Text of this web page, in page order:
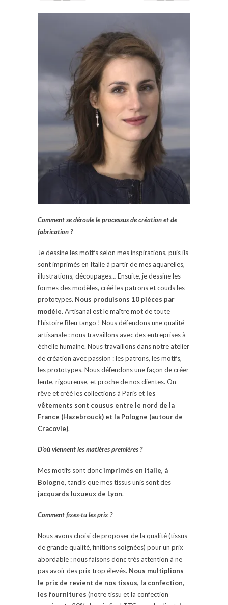
Comment se déroule le processus de création et de
fabrication ?
Je dessine les motifs selon mes inspirations, puis ils
sont imprimés en Italie à partir de mes aquarelles,
illustrations, découpages… Ensuite, je dessine les
formes des modèles, créé les patrons et couds les
prototypes. Nous produisons 10 pièces par
modèle.Artisanal est le maître mot de toute
l’histoire Bleu tango ! Nous défendons une qualité
artisanale : nous travaillons avec des entreprises à
échelle humaine. Nous travaillons dans notre atelier
de création avec passion : les patrons, les motifs,
les prototypes. Nous défendons une façon de créer
lente, rigoureuse, et proche de nos clientes. On
rêve et créé les collections à Paris et les
vêtements sont cousus entre le nord de la
France (Hazebrouck) et la Pologne (autour de
Cracovie).
D’où viennent les matières premières ?
Mes motifs sont donc imprimés en Italie, à
Bologne, tandis que mes tissus unis sont des
jacquards luxueux de Lyon.
Comment fixes-tu les prix ?
Nous avons choisi de proposer de la qualité (tissus
de grande qualité, finitions soignées) pour un prix
abordable : nous faisons donc très attention à ne
pas avoir des prix trop élevés. Nous multiplions
le prix de revient de nos tissus, la confection,
les fournitures (notre tissu et la confection